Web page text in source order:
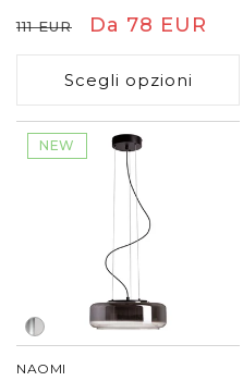
estensione R12495 e R12496.
Prezzo
di
listino
111 EUR
Prezzo
scontato
Da 78 EUR
Scegli opzioni
NEW
NAOMI